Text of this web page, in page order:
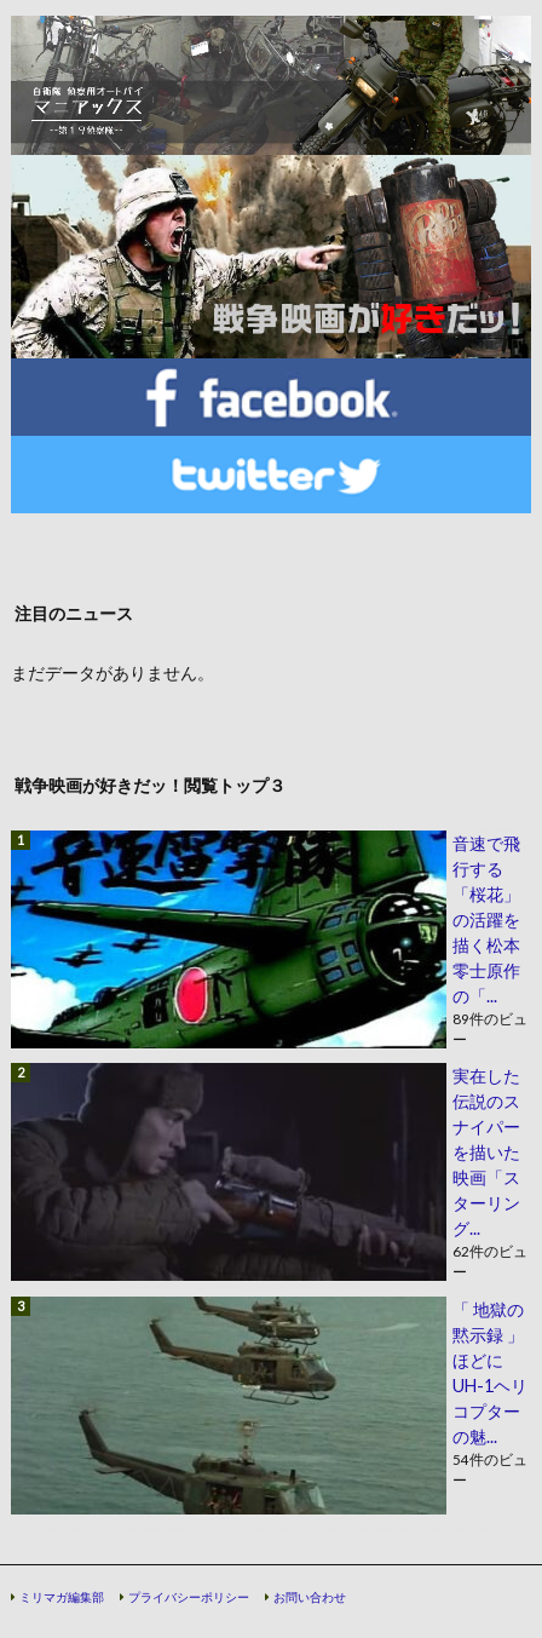
注目のニュース
まだデータがありません。
戦争映画が好きだッ！閲覧トップ３
音速で飛
行する
「桜花」
の活躍を
描く松本
零士原作
の「...
89件のビュ
ー
実在した
伝説のス
ナイパー
を描いた
映画「ス
ターリン
グ...
62件のビュ
ー
「 地獄の
黙示録 」
ほどに
UH-1ヘリ
コプター
の魅...
54件のビュ
ー
ミリマガ編集部 プライバシーポリシー お問い合わせ